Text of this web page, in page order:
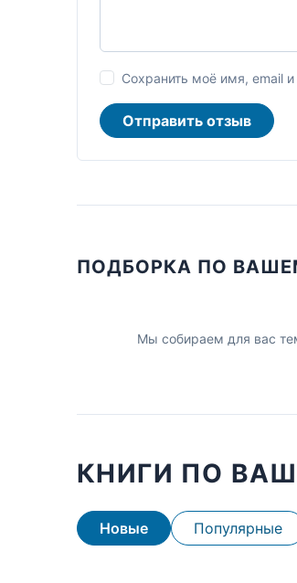
Сохранить моё имя, email
Отправить отзыв
ПОДБОРКА ПО
Мы собираем для вас
КНИГИ ПО
Новые Популярные